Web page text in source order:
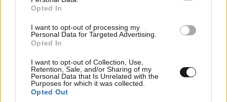
Opted In
I want to opt-out of processing my
Personal Data for Targeted Advertising.
Opted In
I want to opt-out of Collection, Use,
Retention, Sale, and/or Sharing of my
Personal Data that Is Unrelated with the
Purposes for which it was collected.
Opted Out
Σαν σήμερα 6 Αυγούστου: Πεθαίνει η Ρίτα
Σακελλαρίου, η λαϊκή ντίβα που έκανε τη ζωή
της τραγούδι